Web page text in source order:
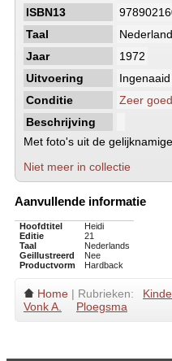
ISBN13
Taal
Jaar
1972
Uitvoering
Conditie
Zeer goed
Beschrijving
Met foto's uit de
Niet meer in collectie
Aanvullende informatie
Hoofdtitel
Heidi
Editie
21
Taal
Nederlands
Geillustreerd
Nee
Productvorm
Hardback
Home | Rubrieken:
Vonk A.
Ploegsma